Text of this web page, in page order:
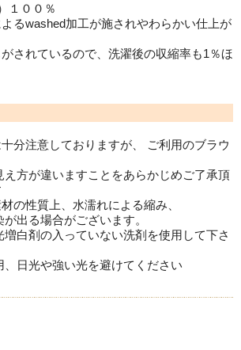
００％
washed加工が施されやわらかい仕上が
れているので、洗濯後の収縮率も1％ほ
注意しておりますが、 ご利用のブラウ
が違いますことをあらかじめご了承頂
性質上、水濡れによる縮み、
る場合がございます。
剤の入っていない洗剤を使用して下さ
光や強い光を避けてください